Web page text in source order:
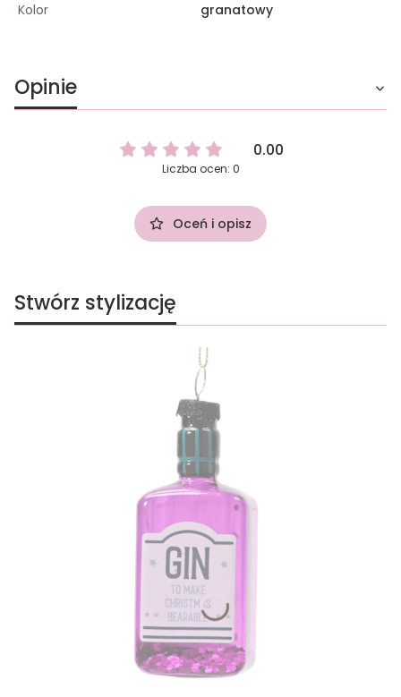
Kolor granatowy
Opinie
0.00
Liczba ocen: 0
Oceń i opisz
Stwórz stylizację